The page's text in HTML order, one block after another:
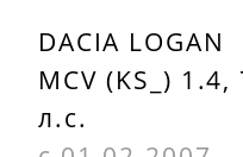
DACIA LOGAN
MCV (KS_) 1.4,
л.с.